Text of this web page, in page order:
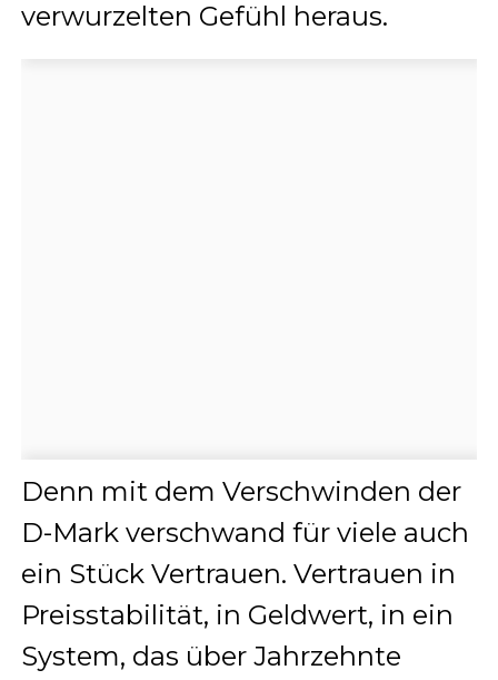
verwurzelten Gefühl heraus.
Denn mit dem Verschwinden der
D-Mark verschwand für viele auch
ein Stück Vertrauen. Vertrauen in
Preisstabilität, in Geldwert, in ein
System, das über Jahrzehnte